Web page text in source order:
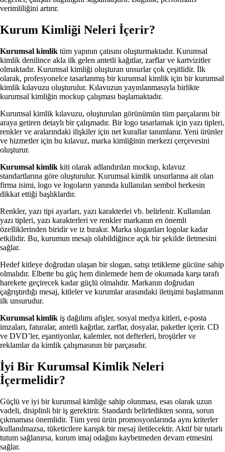
verimliliğini artırır.
Kurum Kimliği Neleri İçerir?
Kurumsal kimlik tüm yapının çatısını oluşturmaktadır. Kurumsal
kimlik denilince akla ilk gelen antetli kağıtlar, zarflar ve kartvizitler
olmaktadır. Kurumsal kimliği oluşturan unsurlar çok çeşitlidir. İlk
olarak, profesyonelce tasarlanmış bir kurumsal kimlik için bir kurumsal
kimlik kılavuzu oluşturulur. Kılavuzun yayınlanmasıyla birlikte
kurumsal kimliğin mockup çalışması başlamaktadır.
Kurumsal kimlik kılavuzu, oluşturulan görünümün tüm parçalarını bir
araya getiren detaylı bir çalışmadır. Bir logo tasarlamak için yazı tipleri,
renkler ve aralarındaki ilişkiler için net kurallar tanımlanır. Yeni ürünler
ve hizmetler için bu kılavuz, marka kimliğinin merkezi çerçevesini
oluşturur.
Kurumsal kimlik kiti olarak adlandırılan mockup, kılavuz
standartlarına göre oluşturulur. Kurumsal kimlik unsurlarına ait olan
firma isimi, logo ve logoların yanında kullanılan sembol herkesin
dikkat ettiği başlıklardır.
Renkler, yazı tipi ayarları, yazı karakterlei vb. belirlenir. Kullanılan
yazı tipleri, yazı karakterleri ve renkler markanın en önemli
özelliklerinden biridir ve iz bırakır. Marka sloganları logolar kadar
etkilidir. Bu, kurumun mesajı olabildiğince açık bir şekilde iletmesini
sağlar.
Hedef kitleye doğrudan ulaşan bir slogan, satışı tetikleme gücüne sahip
olmalıdır. Elbette bu güç hem dinlemede hem de okumada karşı tarafı
harekete geçirecek kadar güçlü olmalıdır. Markanın doğrudan
çağrıştırdığı mesaj, kitleler ve kurumlar arasındaki iletişimi başlatmanın
ilk unsurudur.
Kurumsal kimlik iş dağılımı afişler, sosyal medya kitleri, e-posta
imzaları, faturalar, antetli kağıtlar, zarflar, dosyalar, paketler içerir. CD
ve DVD’ler, eşantiyonlar, kalemler, not defterleri, broşürler ve
reklamlar da kimlik çalışmasının bir parçasıdır.
İyi Bir Kurumsal Kimlik Neleri
İçermelidir?
Güçlü ve iyi bir kurumsal kimliğe sahip olunması, esas olarak uzun
vadeli, disiplinli bir iş gerektirir. Standardı belirledikten sonra, sorun
çıkmaması önemlidir. Tüm yeni ürün promosyonlarında aynı kriterler
kullanılmazsa, tüketicilere karışık bir mesaj iletilecektir. Aktif bir tutarlı
tutum sağlanırsa, kurum imaj odağını kaybetmeden devam etmesini
sağlar.